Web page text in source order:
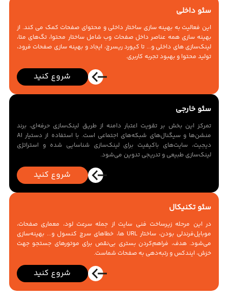
سئو داخلی
این فعالیت به بهینه سازی ساختار داخلی و محتوای صفحات کمک می کند. از
بهینه سازی همه عناصر داخل صفحات وب شامل ساختار محتوا، تگ‌های متا،
لینک‌سازی های داخلی و... تا کیورد ریسرچ، ایجاد و بهینه سازی صفحات فرود،
تولید محتوا و بهبود تجربه کاربری.
شروع کنید
سئو خارجی
تمرکز این بخش بر تقویت اعتبار دامنه از طریق لینک‌سازی حرفه‌ای، برند
منشن‌ها و سیگنال‌های شبکه‌های اجتماعی است. با استفاده از دستیار AI
دیجیت، سایت‌های باکیفیت برای لینک‌سازی شناسایی شده و استراتژی
لینک‌سازی طبیعی و تدریجی تدوین می‌شود.
شروع کنید
سئو تکنیکال
در این مرحله زیرساخت فنی سایت از جمله سرعت لود، معماری صفحات،
موبایل‌فرندلی بودن، ساختار URL ها، خطاهای سرچ کنسول و... بهینه‌سازی
می‌شود. هدف، فراهم‌کردن بستری بی‌نقص برای موتورهای جستجو جهت
خزش، ایندکس و رتبه‌دهی به صفحات شماست.
شروع کنید